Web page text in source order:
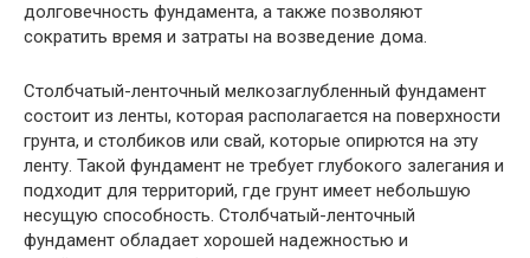
долговечность фундамента, а также позволяют
сократить время и затраты на возведение дома.
Столбчатый-ленточный мелкозаглубленный фундамент
состоит из ленты, которая располагается на поверхности
грунта, и столбиков или свай, которые опирются на эту
ленту. Такой фундамент не требует глубокого залегания и
подходит для территорий, где грунт имеет небольшую
несущую способность. Столбчатый-ленточный
фундамент обладает хорошей надежностью и